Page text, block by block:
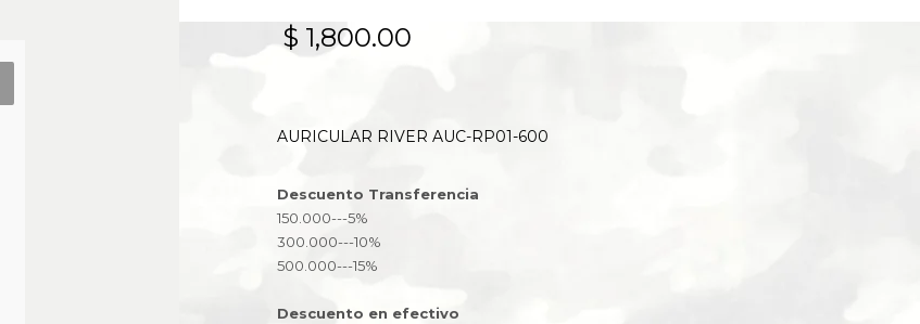
$ 1,800.00
AURICULAR RIVER AUC-RP01-600
Descuento Transferencia
150.000---5%
300.000---10%
500.000---15%
Descuento en efectivo